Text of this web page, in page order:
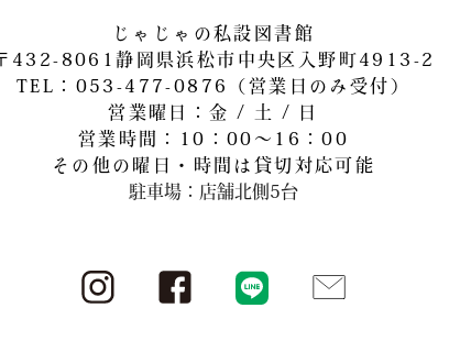
じゃじゃの私設図書館
432-8061静岡県浜松市中央区入野町4913-2
​TEL：053-477-0876（営業日のみ受付）
営業曜日：金 / 土 / 日
営業時間：10：00～16：00
その他の曜日・時間は貸切対応可能
駐車場：店舗北側5台